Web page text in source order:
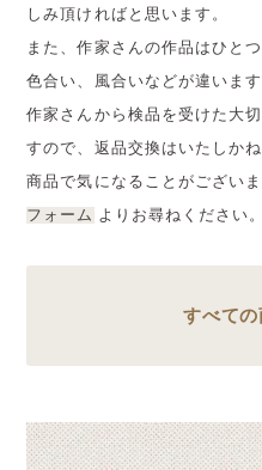
しみ頂ければと思います。
また、作家さんの作品はひと
色合い、風合いなどが違います
作家さんから検品を受けた大
すので、返品交換はいたしか
商品で気になることがござい
フォーム よりお尋ねください。
すべて